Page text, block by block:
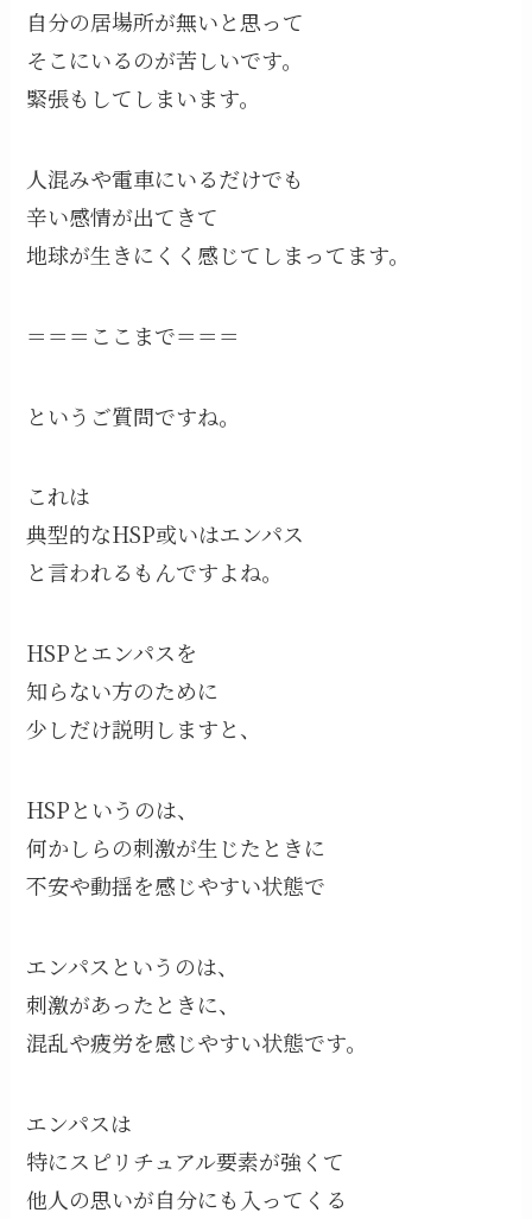
自分の居場所が無いと思って
そこにいるのが苦しいです。
緊張もしてしまいます。
人混みや電車にいるだけでも
辛い感情が出てきて
地球が生きにくく感じてしまってます。
＝＝＝ここまで＝＝＝
というご質問ですね。
これは
典型的なHSP或いはエンパス
と言われるもんですよね。
HSPとエンパスを
知らない方のために
少しだけ説明しますと、
HSPというのは、
何かしらの刺激が生じたときに
不安や動揺を感じやすい状態で
エンパスというのは、
刺激があったときに、
混乱や疲労を感じやすい状態です。
エンパスは
特にスピリチュアル要素が強くて
他人の思いが自分にも入ってくる